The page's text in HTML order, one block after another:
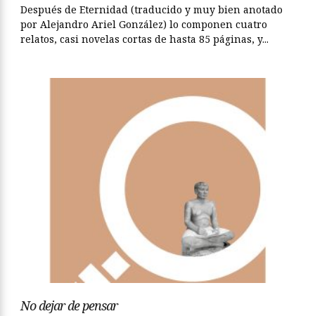
Después de Eternidad (traducido y muy bien anotado
por Alejandro Ariel González) lo componen cuatro
relatos, casi novelas cortas de hasta 85 páginas, y...
No dejar de pensar